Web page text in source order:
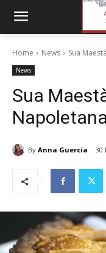
Home News Sua
News
Sua
By Anna Guercia 30